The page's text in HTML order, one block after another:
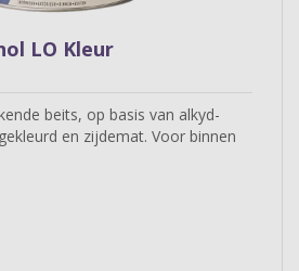
LO Kleur
beits, op basis van alkyd-
en zijdemat. Voor binnen